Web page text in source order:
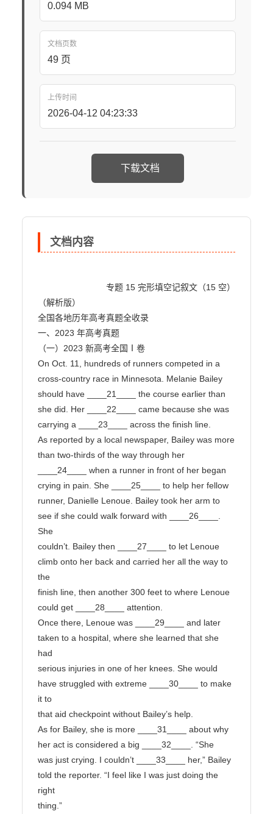
0.094 MB
文档页数
49 页
上传时间
2026-04-12 04:23:33
下载文档
文档内容